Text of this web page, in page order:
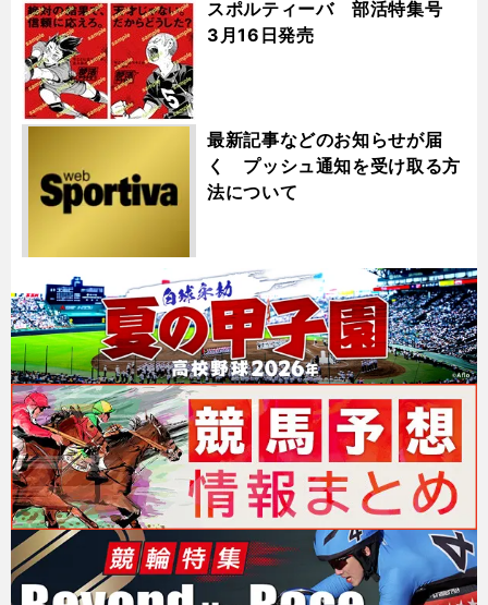
スポルティーバ 部活特集号
3月16日発売
最新記事などのお知らせが届
く プッシュ通知を受け取る方
法について